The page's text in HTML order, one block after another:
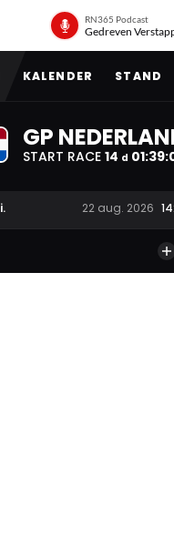
RN365 Podcast
Gedreven
KALENDER STAND
GP
START RACE 14 d 01:38:
22 aug. 2026